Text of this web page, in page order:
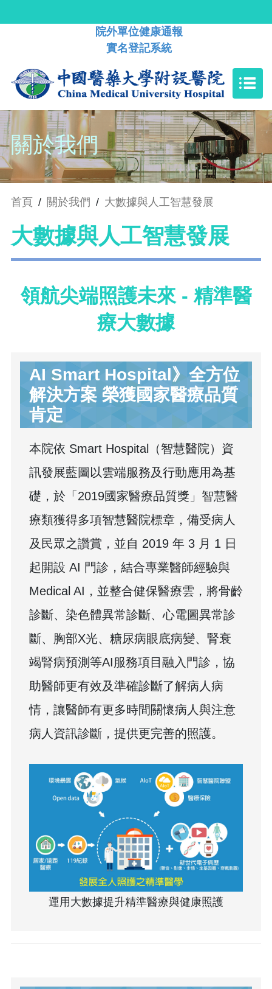
院外單位健康通報
實名登記系統
關於我們
首頁 / 關於我們 / 大數據與人工智慧發展
大數據與人工智慧發展
領航尖端照護未來 - 精準醫
療大數據
AI Smart Hospital》全方位
解決方案 榮獲國家醫療品質
肯定
本院依 Smart Hospital（智慧醫院）資
訊發展藍圖以雲端服務及行動應用為基
礎，於「2019國家醫療品質獎」智慧醫
療類獲得多項智慧醫院標章，備受病人
及民眾之讚賞，並自 2019 年 3 月 1 日
起開設 AI 門診，結合專業醫師經驗與
Medical AI，並整合健保醫療雲，將骨齡
診斷、染色體異常診斷、心電圖異常診
斷、胸部X光、糖尿病眼底病變、腎衰
竭腎病預測等AI服務項目融入門診，協
助醫師更有效及準確診斷了解病人病
情，讓醫師有更多時間關懷病人與注意
病人資訊診斷，提供更完善的照護。
運用大數據提升精準醫療與健康照護